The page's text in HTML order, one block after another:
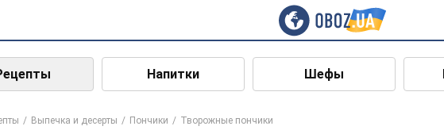
Напитки Шефы
Выпечка и десерты Пончики Творожные пончики